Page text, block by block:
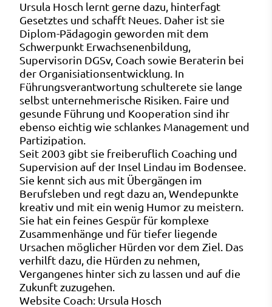
Ursula Hosch lernt gerne dazu, hinterfagt
Gesetztes und schafft Neues. Daher ist sie
Diplom-Pädagogin geworden mit dem
Schwerpunkt Erwachsenenbildung,
Supervisorin DGSv, Coach sowie Beraterin bei
der Organisiationsentwicklung. In
Führungsverantwortung schulterete sie lange
selbst unternehmerische Risiken. Faire und
gesunde Führung und Kooperation sind ihr
ebenso eichtig wie schlankes Management und
Partizipation.
Seit 2003 gibt sie freiberuflich Coaching und
Supervision auf der Insel Lindau im Bodensee.
Sie kennt sich aus mit Übergängen im
Berufsleben und regt dazu an, Wendepunkte
kreativ und mit ein wenig Humor zu meistern.
Sie hat ein feines Gespür für komplexe
Zusammenhänge und für tiefer liegende
Ursachen möglicher Hürden vor dem Ziel. Das
verhilft dazu, die Hürden zu nehmen,
Vergangenes hinter sich zu lassen und auf die
Zukunft zuzugehen.
Website Coach: Ursula Hosch